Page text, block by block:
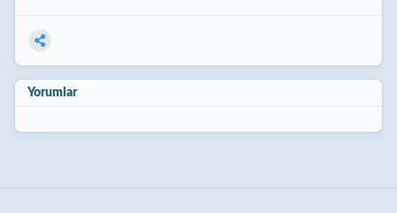
Yorumlar